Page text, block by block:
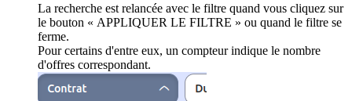
La recherche est relancée avec le filtre quand vous cliquez sur
le bouton « APPLIQUER LE FILTRE » ou quand le filtre se
ferme.
Pour certains d'entre eux, un compteur indique le nombre
d'offres correspondant.